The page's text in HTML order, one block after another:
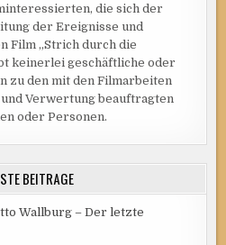
die sich der
der Ereignisse und
Film „Strich durch die
keinerlei geschäftliche oder
zu den mit den Filmarbeiten
Verwertung beauftragten
oder Personen.
BEITRÄGE
Wallburg – Der letzte